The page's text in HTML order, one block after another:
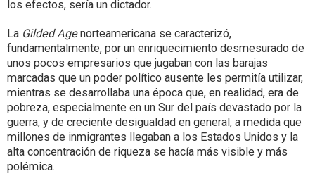
los efectos, sería un dictador.
La Gilded Agenorteamericana se caracterizó,
fundamentalmente, por un enriquecimiento desmesurado de
unos pocos empresarios que jugaban con las barajas
marcadas que un poder político ausente les permitía utilizar,
mientras se desarrollaba una época que, en realidad, era de
pobreza, especialmente en un Sur del país devastado por la
guerra, y de creciente desigualdad en general, a medida que
millones de inmigrantes llegaban a los Estados Unidos y la
alta concentración de riqueza se hacía más visible y más
polémica.